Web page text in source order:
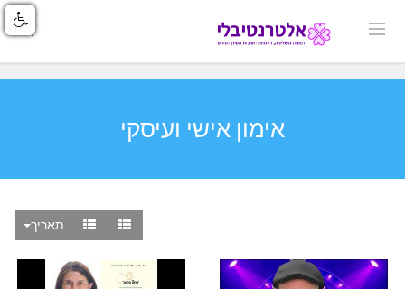
אימון אישי ועיסקי
תאריך